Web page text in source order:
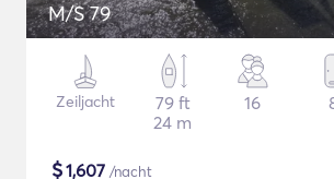
M/S 79
Zeiljacht
79 ft
24 m
16
$1,607 /nacht